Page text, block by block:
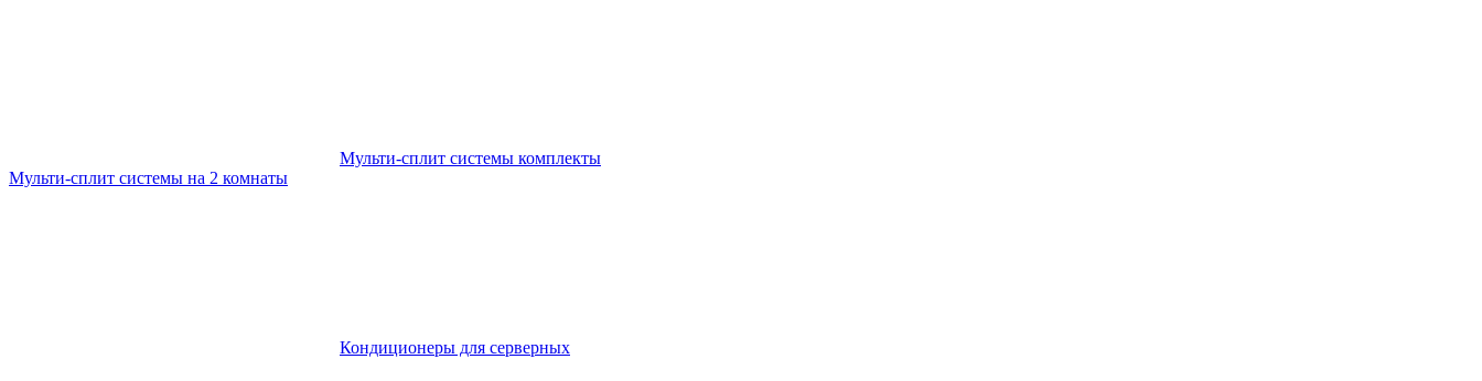
Мульти-сплит системы комплекты
Мульти-сплит системы на 2 комнаты
Кондиционеры для серверных